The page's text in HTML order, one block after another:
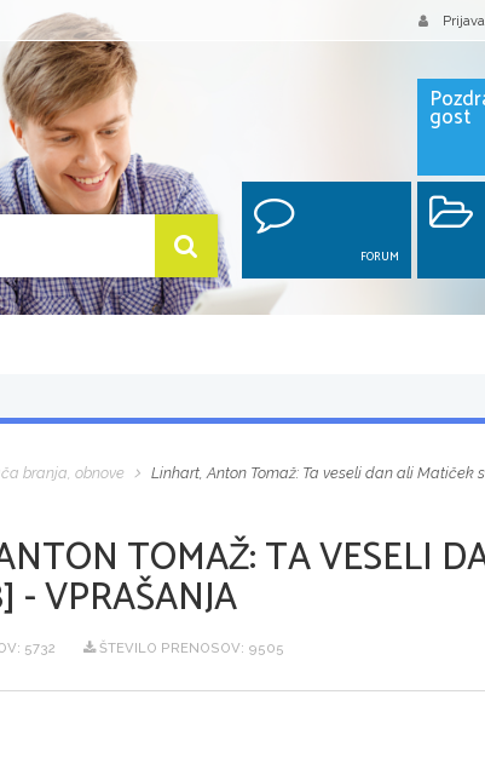
gost
FORUM
branja, obnove
Linhart, Anton Tomaž: Ta veseli dan ali Matiček
TOMAŽ: TA VESELI
- VPRAŠANJA
5732 ŠTEVILO PRENOSOV: 9505